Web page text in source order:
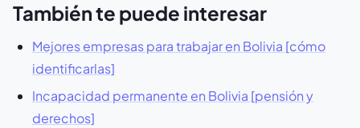
También te puede interesar
Mejores empresas para trabajar en Bolivia [cómo
identificarlas]
Incapacidad permanente en Bolivia [pensión y
derechos]